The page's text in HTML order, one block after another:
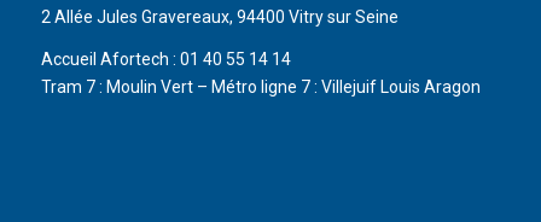
2 Allée Jules Gravereaux, 94400 Vitry sur Seine
Accueil Afortech : 01 40 55 14 14
Tram 7 : Moulin Vert – Métro ligne 7 : Villejuif Louis Aragon